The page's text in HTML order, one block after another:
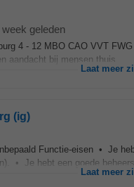
week geleden
4 - 12 MBO CAO VVT
aandacht bij mensen thuis...
Laat meer
(ig)
Functie-eisen • Je
• Je hebt een goede
Laat meer